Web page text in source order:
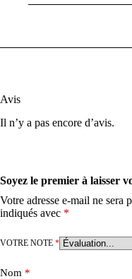
Avis
Il n’y a pas encore d’avis.
Soyez le premier à laisser
Votre adresse e-mail ne sera
indiqués avec *
VOTRE NOTE *
Nom *